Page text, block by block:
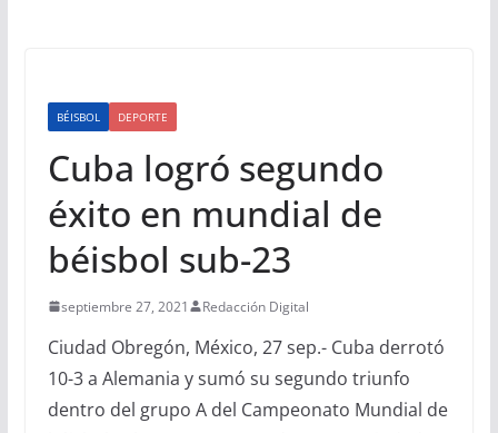
BÉISBOL DEPORTE
Cuba logró segundo
éxito en mundial de
béisbol sub-23
septiembre 27, 2021 Redacción Digital
Ciudad Obregón, México, 27 sep.- Cuba derrotó
10-3 a Alemania y sumó su segundo triunfo
dentro del grupo A del Campeonato Mundial de